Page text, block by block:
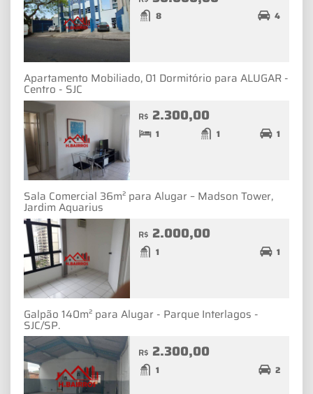
8 4
Apartamento Mobiliado, 01 Dormitório para ALUGAR -
Centro - SJC
R$ 2.300,00
1 1 1
Sala Comercial 36m² para Alugar – Madson Tower,
Jardim Aquarius
R$ 2.000,00
1 1
Galpão 140m² para Alugar - Parque Interlagos -
SJC/SP.
R$ 2.300,00
1 2